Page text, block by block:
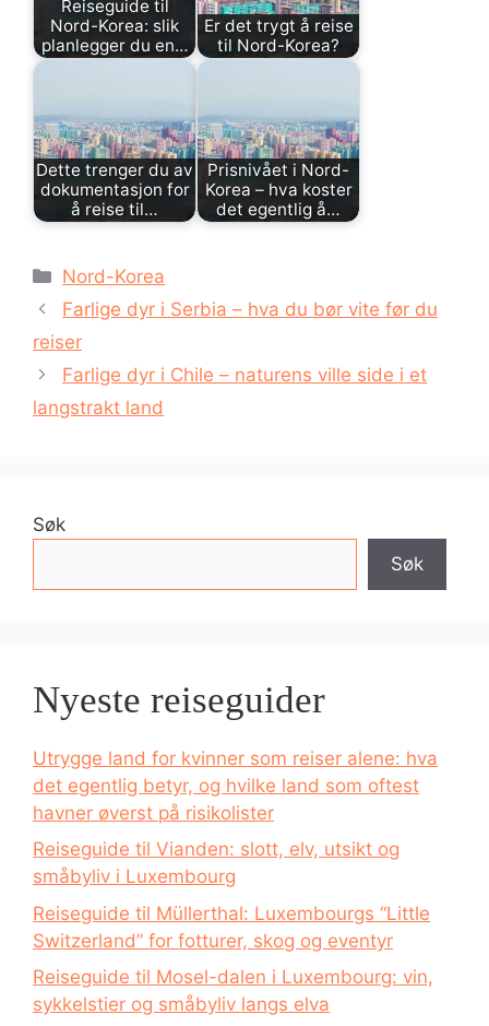
Reiseguide til
Nord-Korea: slik
planlegger du en…
Er det trygt å reise
til Nord-Korea?
Dette trenger du av
dokumentasjon for
å reise til…
Prisnivået i Nord-
Korea – hva koster
det egentlig å…
Kategorier
Nord-Korea
Farlige dyr i Serbia – hva du bør vite før du
reiser
Farlige dyr i Chile – naturens ville side i et
langstrakt land
Søk
Søk
Nyeste reiseguider
Utrygge land for kvinner som reiser alene: hva
det egentlig betyr, og hvilke land som oftest
havner øverst på risikolister
Reiseguide til Vianden: slott, elv, utsikt og
småbyliv i Luxembourg
Reiseguide til Müllerthal: Luxembourgs “Little
Switzerland” for fotturer, skog og eventyr
Reiseguide til Mosel-dalen i Luxembourg: vin,
sykkelstier og småbyliv langs elva